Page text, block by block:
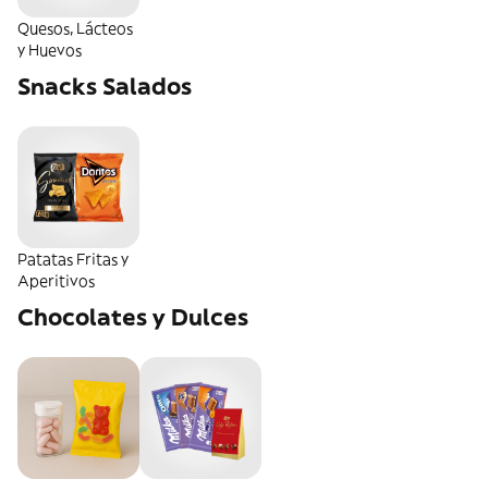
Quesos, Lácteos
y Huevos
Snacks Salados
Patatas Fritas y
Aperitivos
Chocolates y Dulces